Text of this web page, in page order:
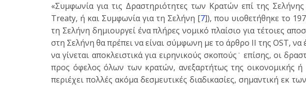
«Συμφωνία για τις Δραστηριότητες των Κρατών επί της
Treaty, ή και Συμφωνία για τη Σελήνη [7]), που υιοθετήθηκε το
τη Σελήνη δημιουργεί ένα πλήρες νομικό πλαίσιο για τέτοιες
στη Σελήνη θα πρέπει να είναι σύμφωνη με το άρθρο ΙΙ της OST, να
να γίνεται αποκλειστικά για ειρηνικούς σκοπούς˙ επίσης, οι
προς όφελος όλων των κρατών, ανεξαρτήτως της οικονομικής
περιέχει πολλές ακόμα δεσμευτικές διαδικασίες, σημαντική εκ